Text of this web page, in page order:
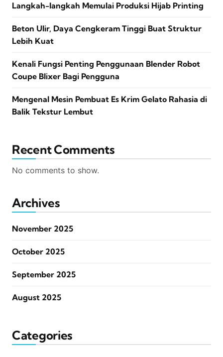
Langkah-langkah Memulai Produksi Hijab Printing
Beton Ulir, Daya Cengkeram Tinggi Buat Struktur
Lebih Kuat
Kenali Fungsi Penting Penggunaan Blender Robot
Coupe Blixer Bagi Pengguna
Mengenal Mesin Pembuat Es Krim Gelato Rahasia di
Balik Tekstur Lembut
Recent Comments
No comments to show.
Archives
November 2025
October 2025
September 2025
August 2025
Categories